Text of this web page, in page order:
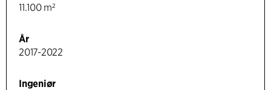
11.100 m²
År
2017-2022
Ingeniør